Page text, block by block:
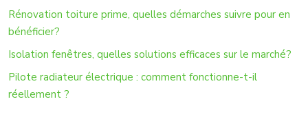
Rénovation toiture prime, quelles démarches suivre pour en
bénéficier?
Isolation fenêtres, quelles solutions efficaces sur le marché?
Pilote radiateur électrique : comment fonctionne-t-il
réellement ?